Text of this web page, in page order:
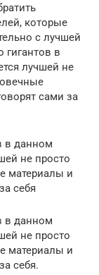
которые
с лучшей
гигантов в
лучшей не
сами за
в данном
не просто
материалы и
себя
в данном
не просто
материалы и
себя.